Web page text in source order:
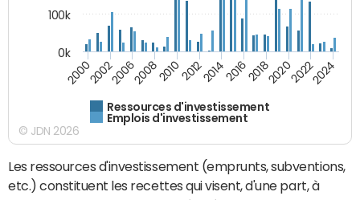
Ressources d'investissement
Emplois d'investissement
200020022006200820102012201420162018202020222024
0k
100k
© JDN 2026
Les ressources d'investissement (emprunts, subventions,
etc.) constituent les recettes qui visent, d'une part, à